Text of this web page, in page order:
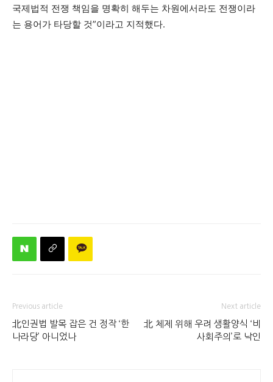
국제법적 전쟁 책임을 명확히 해두는 차원에서라도 전쟁이라
는 용어가 타당할 것”이라고 지적했다.
Previous article
北인권법 발목 잡은 건 정작 ‘한
나라당’ 아니었나
Next article
北 체제 위해 우려 생활양식 ‘비
사회주의’로 낙인